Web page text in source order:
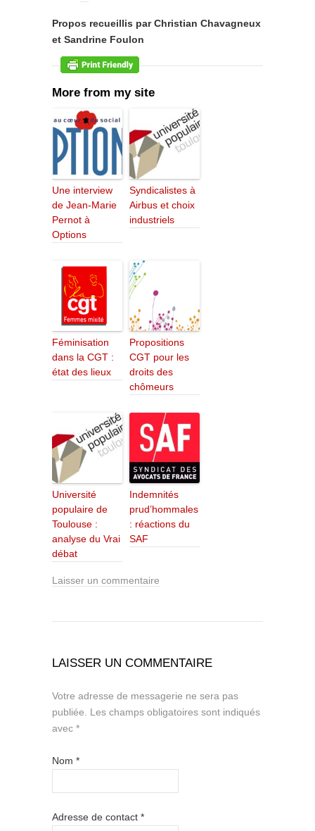
Propos recueillis par Christian Chavagneux
et Sandrine Foulon
More from my site
Une interview
de Jean-Marie
Pernot à
Options
Syndicalistes à
Airbus et choix
industriels
Féminisation
dans la CGT :
état des lieux
Propositions
CGT pour les
droits des
chômeurs
Université
populaire de
Toulouse :
analyse du Vrai
débat
Indemnités
prud’hommales
: réactions du
SAF
Laisser un commentaire
LAISSER UN COMMENTAIRE
Votre adresse de messagerie ne sera pas
publiée.
Les champs obligatoires sont indiqués
avec *
Nom *
Adresse de contact *